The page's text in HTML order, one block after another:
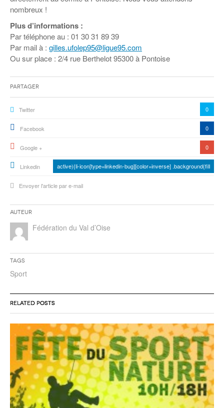
Malle pédagogique « Parcours d’exils
d’hier et d’aujourd’hui »
Espace bénévoles
La ligue 95 et Recyclivre
Lutte contre l’illettrisme
Education aux médias
Les veilleurs de l’info
Education verte
Formation Eco-délégué.es
Actualité Ecole
Pour s’inscrire
nombreux !
Plus d’informations :
Par téléphone au : 01 30 31 89 39
Par mail à : gilles.ufolep95@ligue95.com
Ou sur place : 2/4 rue Berthelot 95300 à Pontoise
Partager
Twitter 0
Facebook 0
Google + 0
Linkedin active){li-icon[type=linkedin-bug][color=inverse] .background{fill
Envoyer l'article par e-mail
Auteur
Fédération du Val d’Oise
Tags
Sport
RELATED POSTS